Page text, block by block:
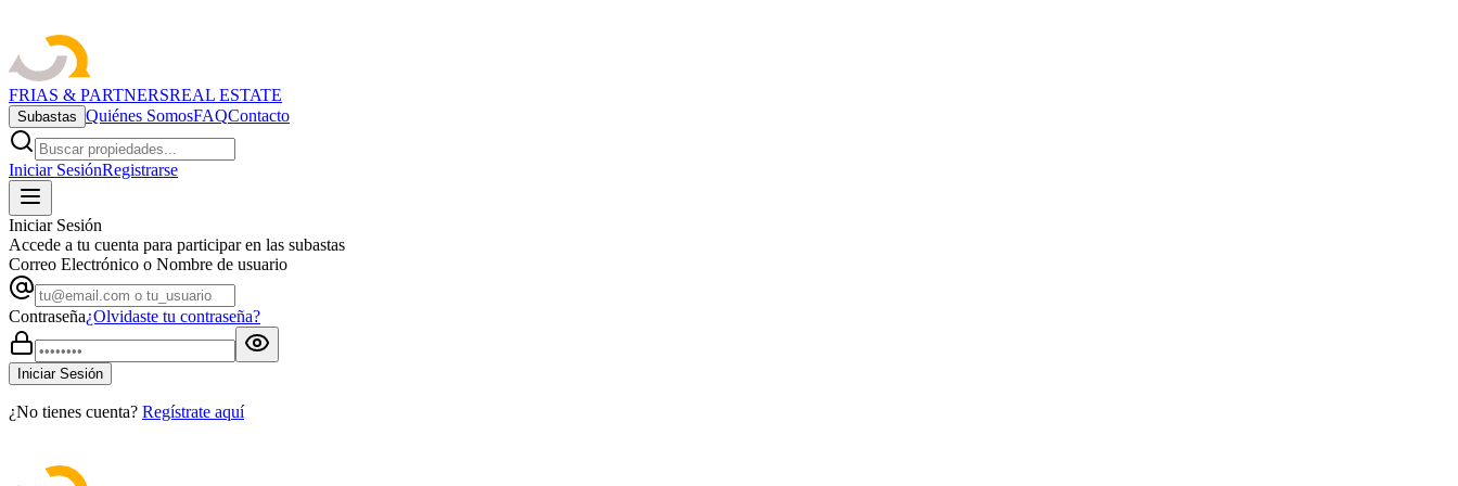
FRIAS & PARTNERSREAL ESTATE
Subastas Quiénes SomosFAQContacto
Iniciar SesiónRegistrarse
Iniciar Sesión
Accede a tu cuenta para participar en las subastas
Correo Electrónico o Nombre de usuario
Contraseña¿Olvidaste tu contraseña?
Iniciar Sesión
¿No tienes cuenta? Regístrate aquí